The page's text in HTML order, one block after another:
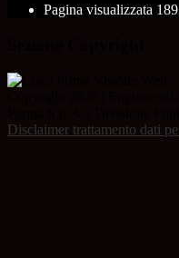
Pagina visualizzata
Disclaimer trattamento dati